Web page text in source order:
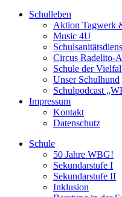
Schulleben
Aktion Tagwerk
Music 4U
Circus Radelito-
Schule der
Unser Schulhund
Schulpodcast
Impressum
Kontakt
Datenschutz
Schule
50 Jahre WBG!
Sekundarstufe I
Sekundarstufe II
Inklusion